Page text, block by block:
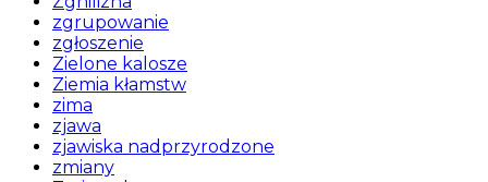
zgrupowanie
zgłoszenie
Zielone kalosze
Ziemia kłamstw
zima
zjawa
zjawiska nadprzyrodzone
zmiany